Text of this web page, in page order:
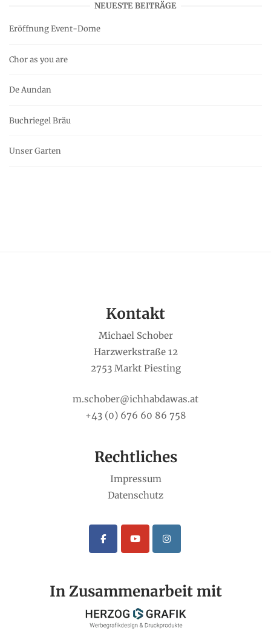
NEUESTE BEITRÄGE
Eröffnung Event-Dome
Chor as you are
De Aundan
Buchriegel Bräu
Unser Garten
Kontakt
Michael Schober
Harzwerkstraße 12
2753 Markt Piesting
m.schober@ichhabdawas.at
+43 (0) 676 60 86 758
Rechtliches
Impressum
Datenschutz
In Zusammenarbeit mit